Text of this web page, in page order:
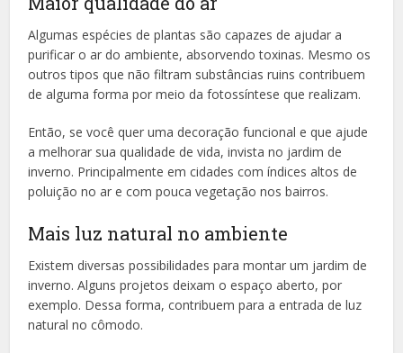
Algumas espécies de plantas são capazes de ajudar a
purificar o ar do ambiente, absorvendo toxinas. Mesmo os
outros tipos que não filtram substâncias ruins contribuem
de alguma forma por meio da fotossíntese que realizam.
Então, se você quer uma decoração funcional e que ajude
a melhorar sua qualidade de vida, invista no jardim de
inverno. Principalmente em cidades com índices altos de
poluição no ar e com pouca vegetação nos bairros.
Mais luz natural no ambiente
Existem diversas possibilidades para montar um jardim de
inverno. Alguns projetos deixam o espaço aberto, por
exemplo. Dessa forma, contribuem para a entrada de luz
natural no cômodo.